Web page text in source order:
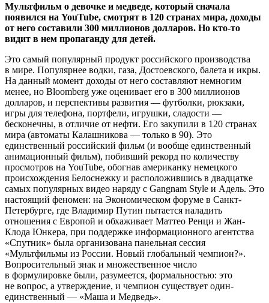
Мультфильм о девочке и медведе, который сначала
появился на YouTube, смотрят в 120 странах мира, доходы
от него составили 300 миллионов долларов. Но кто-то
видит в нем пропаганду для детей.
Это самый популярный продукт российского производства
в мире. Популярнее водки, газа, Достоевского, балета и икры.
На данный момент доходы от него составляют немногим
менее, но Bloomberg уже оценивает его в 300 миллионов
долларов, и перспективы развития — футболки, рюкзаки,
игры для телефона, портфели, игрушки, сладости —
бесконечны, в отличие от нефти. Его закупили в 120 странах
мира (автоматы Калашникова — только в 90). Это
единственный российский фильм (и вообще единственный
анимационный фильм), побивший рекорд по количеству
просмотров на YouTube, обогнав американку немецкого
происхождения Белоснежку и расположившись в двадцатке
самых популярных видео наряду с Gangnam Style и Адель. Это
настоящий феномен: на Экономическом форуме в Санкт-
Петербурге, где Владимир Путин пытается наладить
отношения с Европой и обхаживает Маттео Ренци и Жан-
Клода Юнкера, при поддержке информационного агентства
«Спутник» была организована панельная сессия
«Мультфильмы из России. Новый глобальный чемпион?».
Вопросительный знак и множественное число
в формулировке были, разумеется, формальностью: это
не вопрос, а утверждение, и чемпион существует один-
единственный — «Маша и Медведь».